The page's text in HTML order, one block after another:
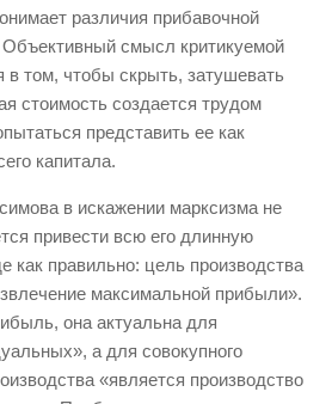
различия прибавочной
смысл критикуемой
том, чтобы скрыть, затушевать
стоимость создается трудом
представить ее как
капитала.
в искажении марксизма не
привести всю его длинную
как правильно: цель производства
максимальной прибыли».
она актуальна для
а для совокупного
«является производство